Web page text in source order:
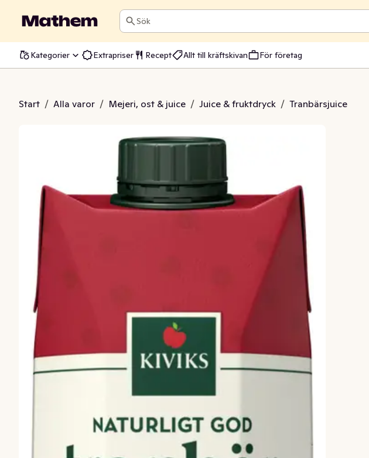
Sök
Kategorier Extrapriser Recept Allt till kräftskivan För företag
Start / Alla varor / Mejeri, ost & juice / Juice & fruktdryck / Tranbärsjuice
med Äpple